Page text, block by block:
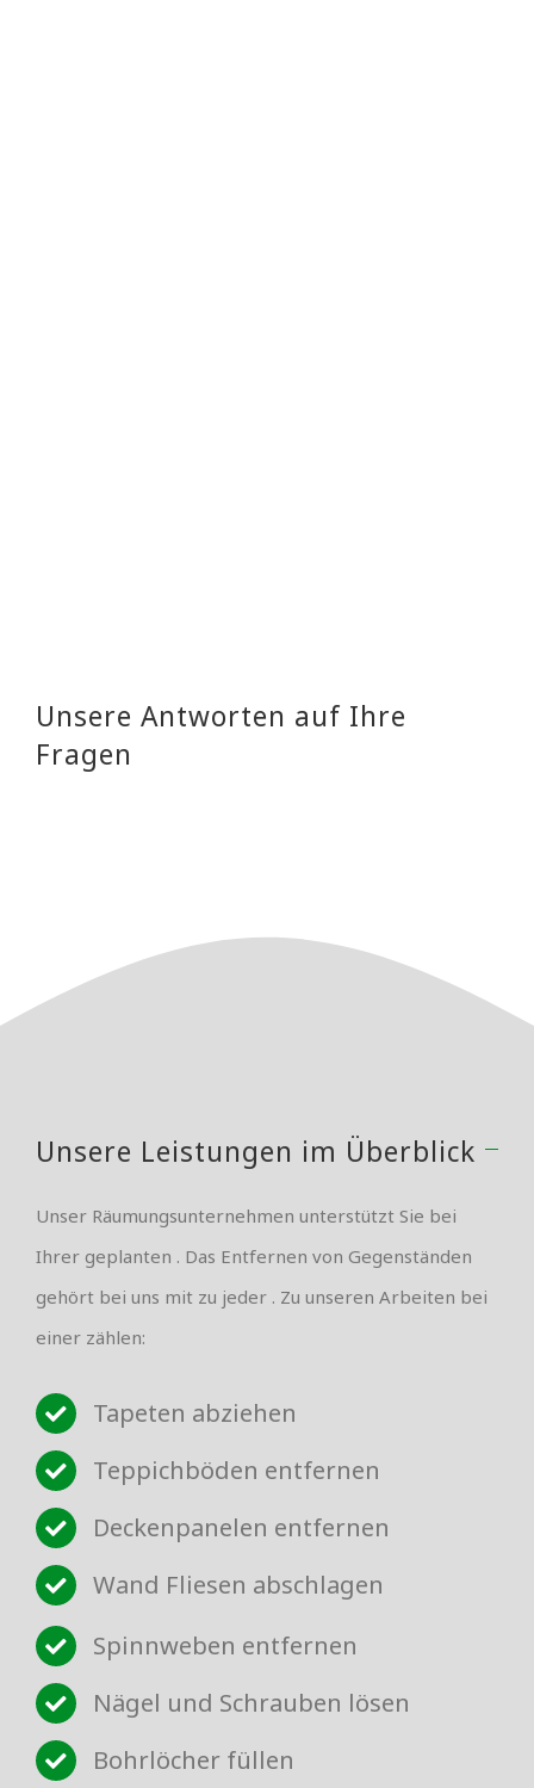
Unsere Antworten auf Ihre
Fragen
Unsere Leistungen im Überblick
Unser Räumungsunternehmen unterstützt Sie bei
Ihrer geplanten . Das Entfernen von Gegenständen
gehört bei uns mit zu jeder . Zu unseren Arbeiten bei
einer zählen:
Tapeten abziehen
Teppichböden entfernen
Deckenpanelen entfernen
Wand Fliesen abschlagen
Spinnweben entfernen
Nägel und Schrauben lösen
Bohrlöcher füllen